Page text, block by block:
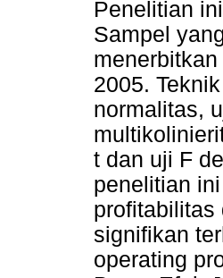
Penelitian
Sampel
2005.
normalitas,
t dan uji F
penelitian
profitabilitas
signifikan
operating